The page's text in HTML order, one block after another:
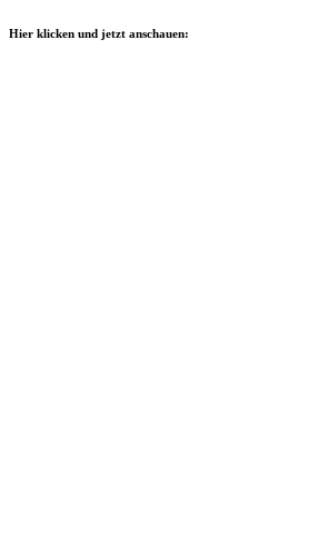
Hier klicken und jetzt anschauen: